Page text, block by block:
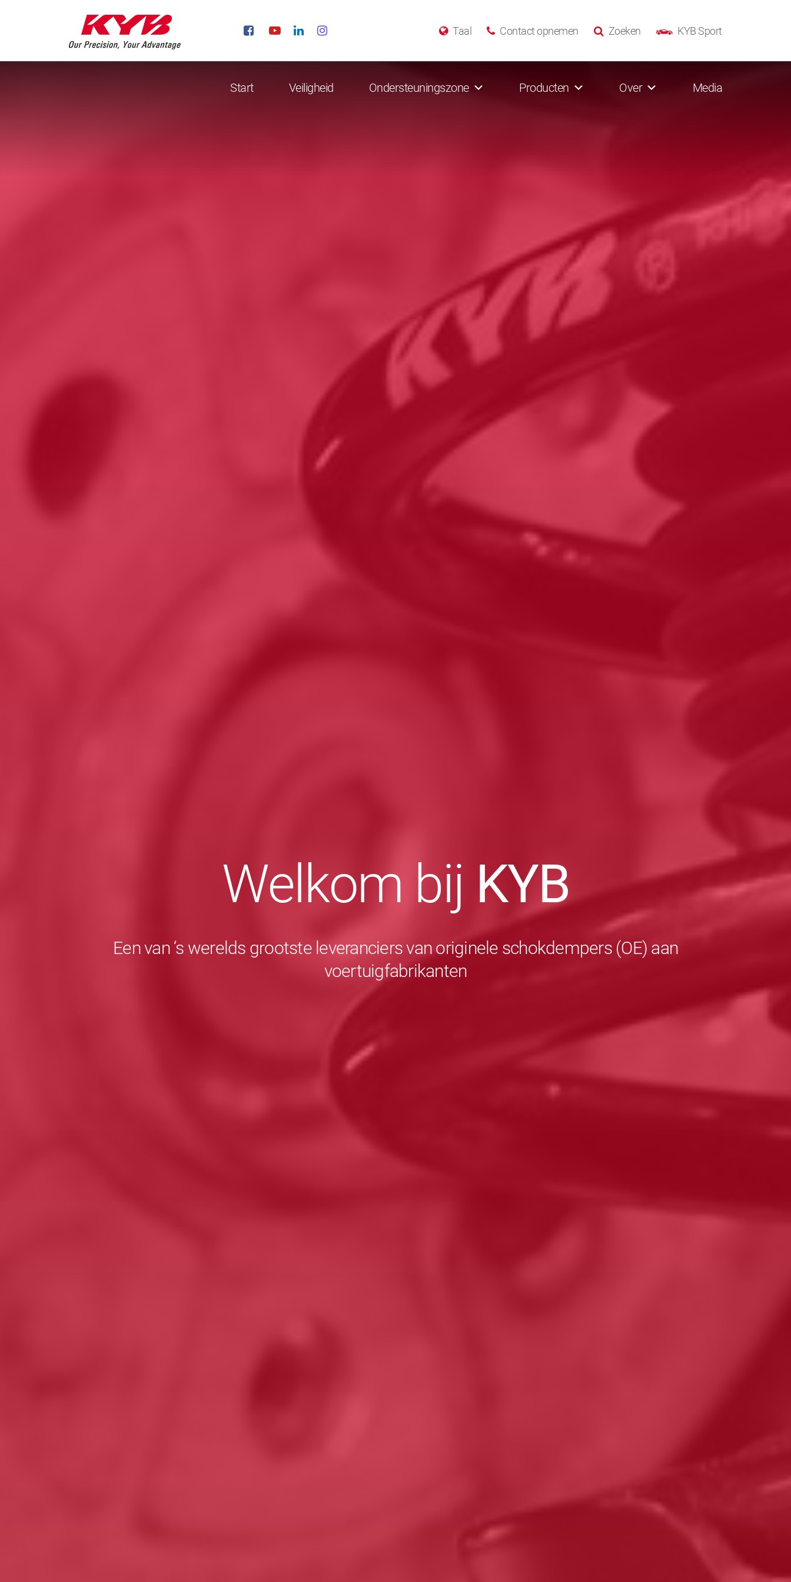
KYB Sport
Zoeken
Contact opnemen
Taal
Start Veiligheid Ondersteuningszone Producten Over Media
Welkom bij KYB
Een van ‘s werelds grootste leveranciers van originele schokdempers (OE) aan
voertuigfabrikanten